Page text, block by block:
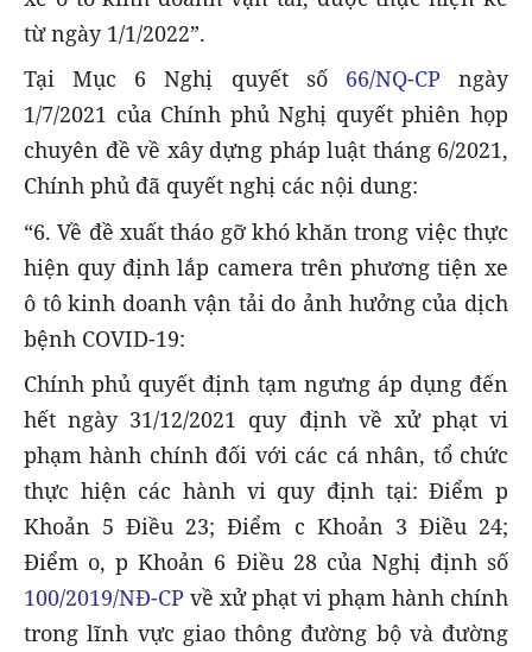
từ ngày 1/1/2022”.
Tại Mục 6 Nghị quyết số 66/NQ-CPngày
1/7/2021 của Chính phủ Nghị quyết phiên họp
chuyên đề về xây dựng pháp luật tháng 6/2021,
Chính phủ đã quyết nghị các nội dung:
“6. Về đề xuất tháo gỡ khó khăn trong việc thực
hiện quy định lắp camera trên phương tiện xe
ô tô kinh doanh vận tải do ảnh hưởng của dịch
bệnh COVID-19:
Chính phủ quyết định tạm ngưng áp dụng đến
hết ngày 31/12/2021 quy định về xử phạt vi
phạm hành chính đối với các cá nhân, tổ chức
thực hiện các hành vi quy định tại: Điểm p
Khoản 5 Điều 23; Điểm c Khoản 3 Điều 24;
Điểm o, p Khoản 6 Điều 28 của Nghị định số
100/2019/NĐ-CP về xử phạt vi phạm hành chính
trong lĩnh vực giao thông đường bộ và đường